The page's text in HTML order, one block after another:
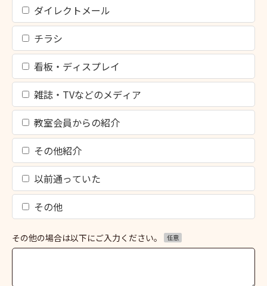
ダイレクトメール
チラシ
看板・ディスプレイ
雑誌・TVなどのメディア
教室会員からの紹介
その他紹介
以前通っていた
その他
その他の場合は以下にご入力ください。 任意